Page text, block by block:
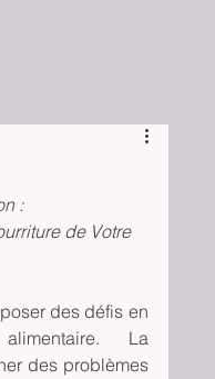
:
de Votre
des défis en
La
des problèmes